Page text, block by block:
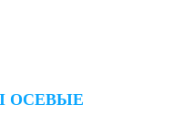
Виброизоляторы ВРВ